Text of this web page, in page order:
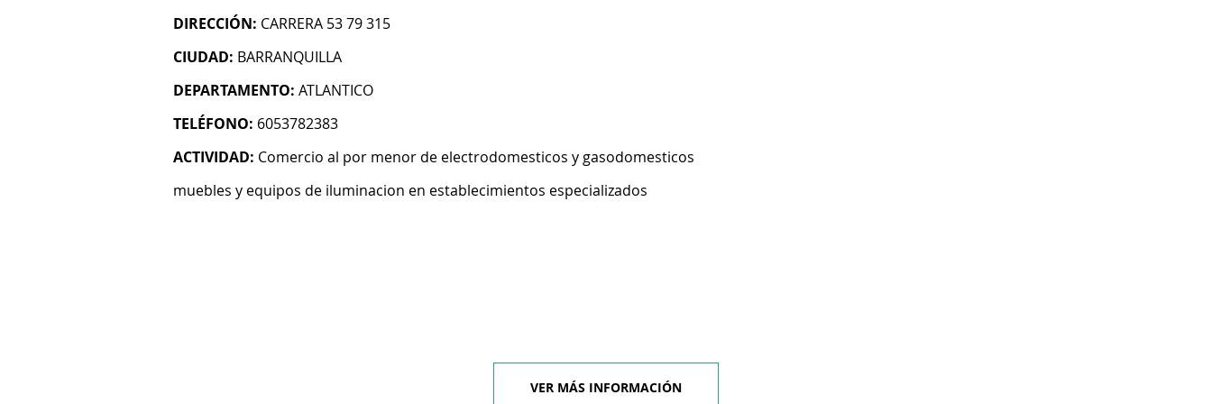
DIRECCIÓN: CARRERA 53 79 315
CIUDAD: BARRANQUILLA
DEPARTAMENTO: ATLANTICO
TELÉFONO: 6053782383
ACTIVIDAD: Comercio al por menor de electrodomesticos y gasodomesticos
muebles y equipos de iluminacion en establecimientos especializados
VER MÁS INFORMACIÓN